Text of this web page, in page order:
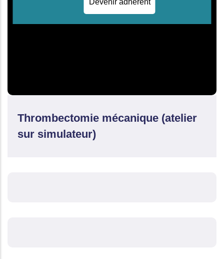
Devenir adhérent
Thrombectomie mécanique (atelier
sur simulateur)